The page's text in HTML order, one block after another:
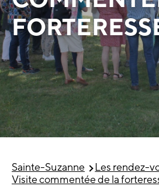
Sainte-Suzanne
Les rendez-
Visite commentée de la